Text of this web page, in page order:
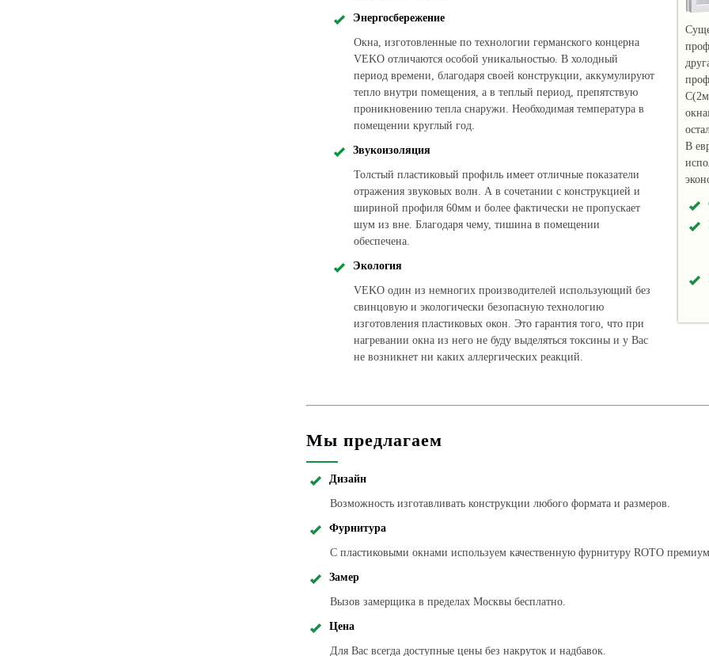
Энергосбережение
Окна, изготовленные по технологии германского концерна
VEKO отличаются особой уникальностью. В холодный
период времени, благодаря своей конструкции, аккумулируют
тепло внутри помещения, а в теплый период, препятствую
проникновению тепла снаружи. Необходимая температура в
помещении круглый год.
Звукоизоляция
Толстый пластиковый профиль имеет отличные показатели
отражения звуковых волн. А в сочетании с конструкцией и
шириной профиля 60мм и более фактически не пропускает
шум из вне. Благодаря чему, тишина в помещении
обеспечена.
Экология
VEKO один из немногих производителей использующий без
свинцовую и экологически безопасную технологию
изготовления пластиковых окон. Это гарантия того, что при
нагревании окна из него не буду выделяться токсины и у Вас
не возникнет ни каких аллергических реакций.
В
Мы предлагаем
Дизайн
Возможность изготавливать конструкции любого формата и размеров.
Фурнитура
С пластиковыми окнами используем качественную фурнитуру ROTO премиум
Замер
Вызов замерщика в пределах Москвы бесплатно.
Цена
Для Вас всегда доступные цены без накруток и надбавок.